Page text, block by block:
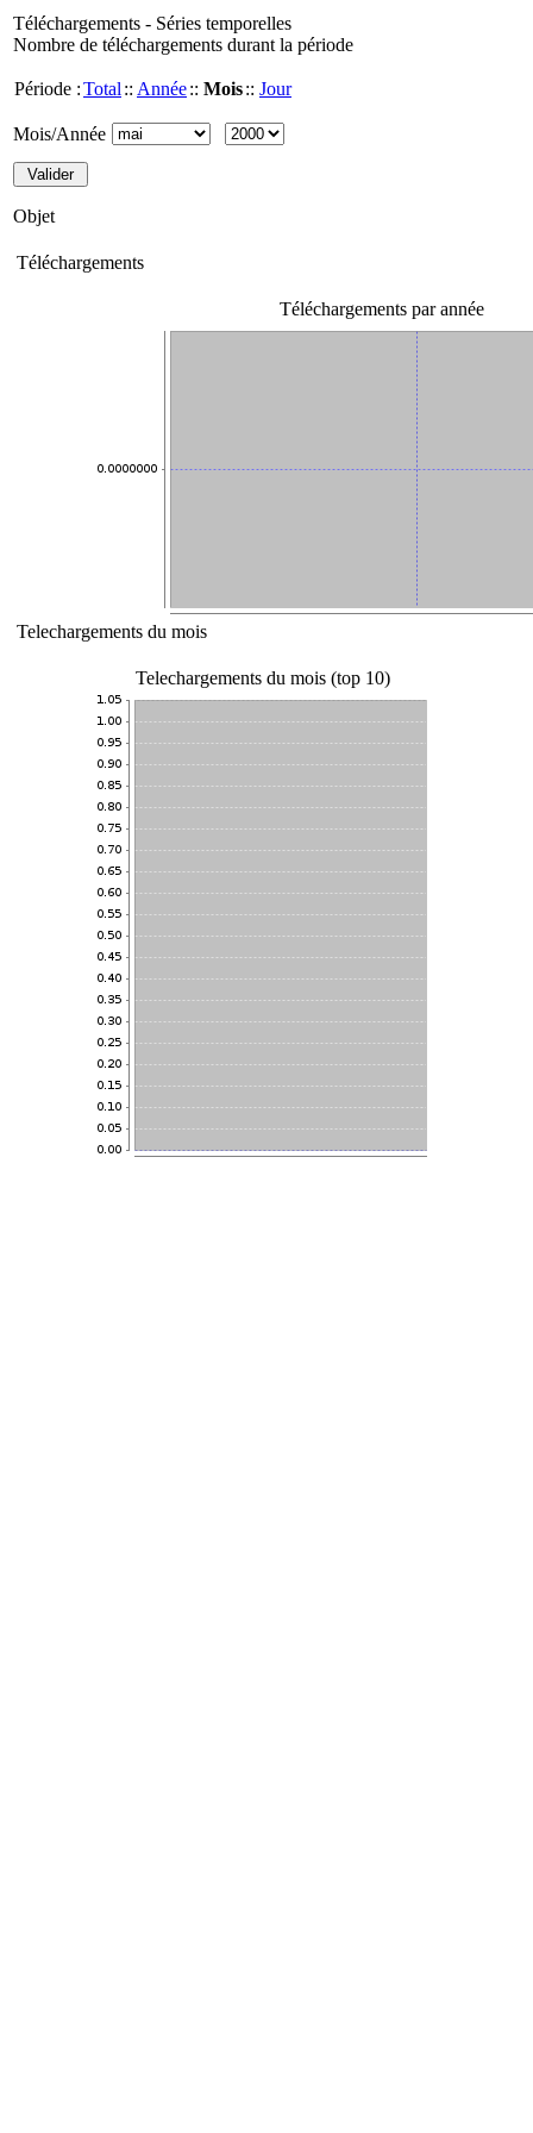
Téléchargements - Séries temporelles
Nombre de téléchargements durant la période
Période :Total :: Année:: Mois:: Jour
Mois/Année
Objet
Téléchargements
Téléchargements par année
Telechargements du mois
Telechargements du mois (top 10)